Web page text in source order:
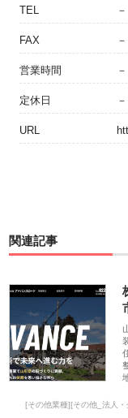
TEL －
FAX －
営業時間 －
定休日 －
URL
関連記事
[その他業種][その他_法人・